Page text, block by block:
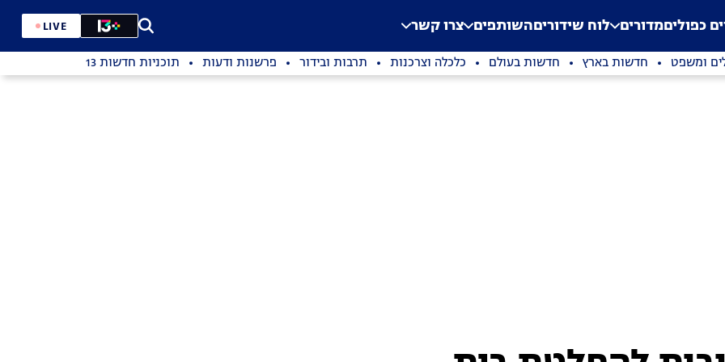
Application error: a
. כפוליםמדורים לוח שידוריםהשותפים צרו קשר LIVE
ומשפט חדשות בארץ חדשות בעולם כלכלה וצרכנות תרבות ובידור פרשנות ודעות תוכניות חדשות 13